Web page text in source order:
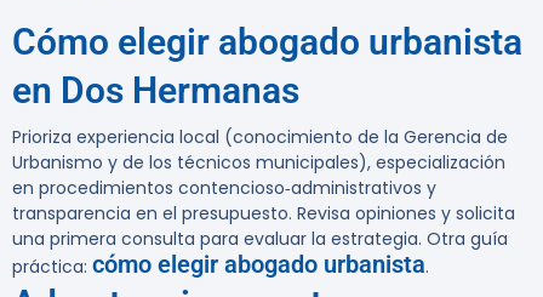
Cómo elegir abogado urbanista
en Dos Hermanas
Prioriza experiencia local (conocimiento de la Gerencia de
Urbanismo y de los técnicos municipales), especialización
en procedimientos contencioso‑administrativos y
transparencia en el presupuesto. Revisa opiniones y solicita
una primera consulta para evaluar la estrategia. Otra guía
práctica: cómo elegir abogado urbanista.